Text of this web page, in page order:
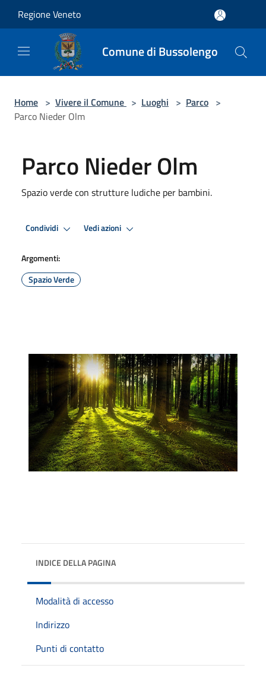
Regione Veneto
Comune di Bussolengo
Home > Vivere il Comune > Luoghi > Parco >
Parco Nieder Olm
Parco Nieder Olm
Spazio verde con strutture ludiche per bambini.
Condividi Vedi azioni
Argomenti:
Spazio Verde
INDICE DELLA PAGINA
Modalità di accesso
Indirizzo
Punti di contatto